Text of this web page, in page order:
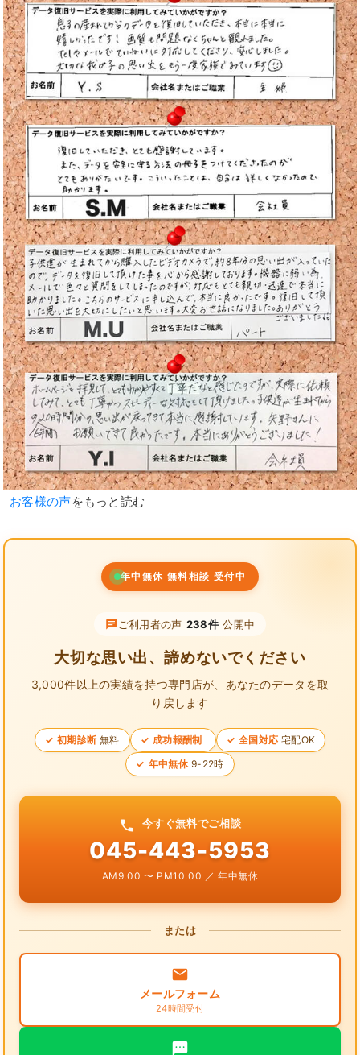
お客様の声をもっと読む
年中無休 無料相談 受付中
ご利用者の声 238件 公開中
大切な思い出、諦めないでください
3,000件以上の実績を持つ専門店が、 あなたのデータを取
り戻します
初期診断 無料 成功報酬制 全国対応 宅配OK
年中無休 9-22時
今すぐ無料でご相談
045-443-5953
AM9:00 〜 PM10:00 ／ 年中無休
または
メールフォーム
24時間受付